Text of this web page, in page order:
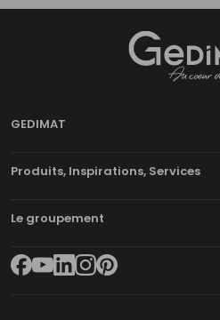
GEDIMAT
Produits, Inspirations, Services
Le groupement